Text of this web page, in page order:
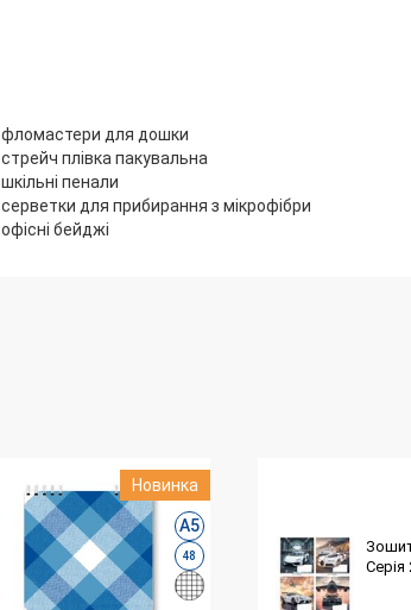
фломастери для дошки
стрейч плівка пакувальна
шкільні пенали
серветки для прибирання з мікрофібри
офісні бейджі
Новинка
А5
48
Серія